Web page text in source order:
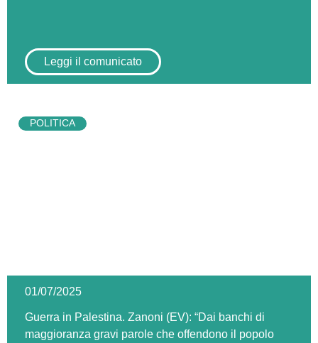
Leggi il comunicato
01/07/2025
Guerra in Palestina. Zanoni (EV): “Dai banchi di
maggioranza gravi parole che offendono il popolo
POLITICA